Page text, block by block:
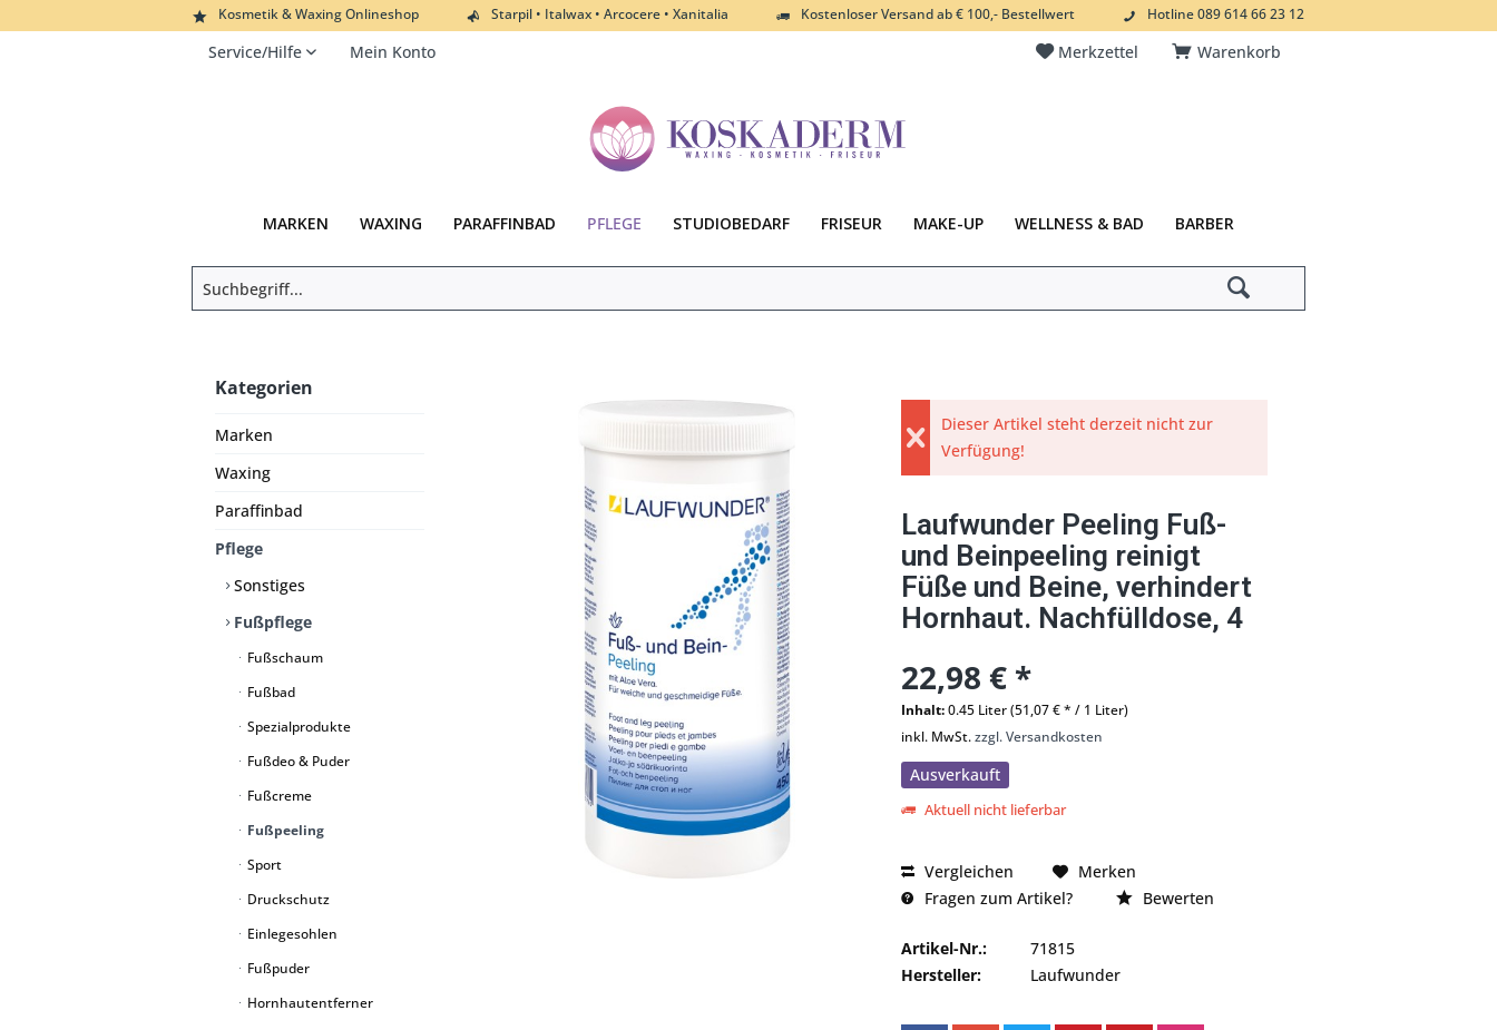
Kosmetik & Waxing Onlineshop Starpil • Italwax • Arcocere • Xanitalia Kostenloser Versand ab € 100,- Bestellwert Hotline 089 614 66 23 12
Warenkorb
Merkzettel
Service/Hilfe Mein Konto
MARKEN WAXING PARAFFINBAD PFLEGE STUDIOBEDARF FRISEUR MAKE-UP WELLNESS & BAD BARBER
Kategorien
Marken
Waxing
Paraffinbad
Pflege
Sonstiges
Fußpflege
Fußschaum
Fußbad
Spezialprodukte
Fußdeo & Puder
Fußcreme
Fußpeeling
Sport
Druckschutz
Einlegesohlen
Fußpuder
Hornhautentferner
Dieser Artikel steht derzeit nicht zur
Verfügung!
Laufwunder Peeling Fuß-
und Beinpeeling reinigt
Füße und Beine, verhindert
Hornhaut. Nachfülldose, 4
22,98 € *
Inhalt:0.45 Liter (51,07 € * / 1 Liter)
inkl. MwSt.zzgl. Versandkosten
Ausverkauft
Aktuell nicht lieferbar
Vergleichen
Merken
Fragen zum Artikel?
Bewerten
Artikel-Nr.:
71815
Hersteller:
Laufwunder